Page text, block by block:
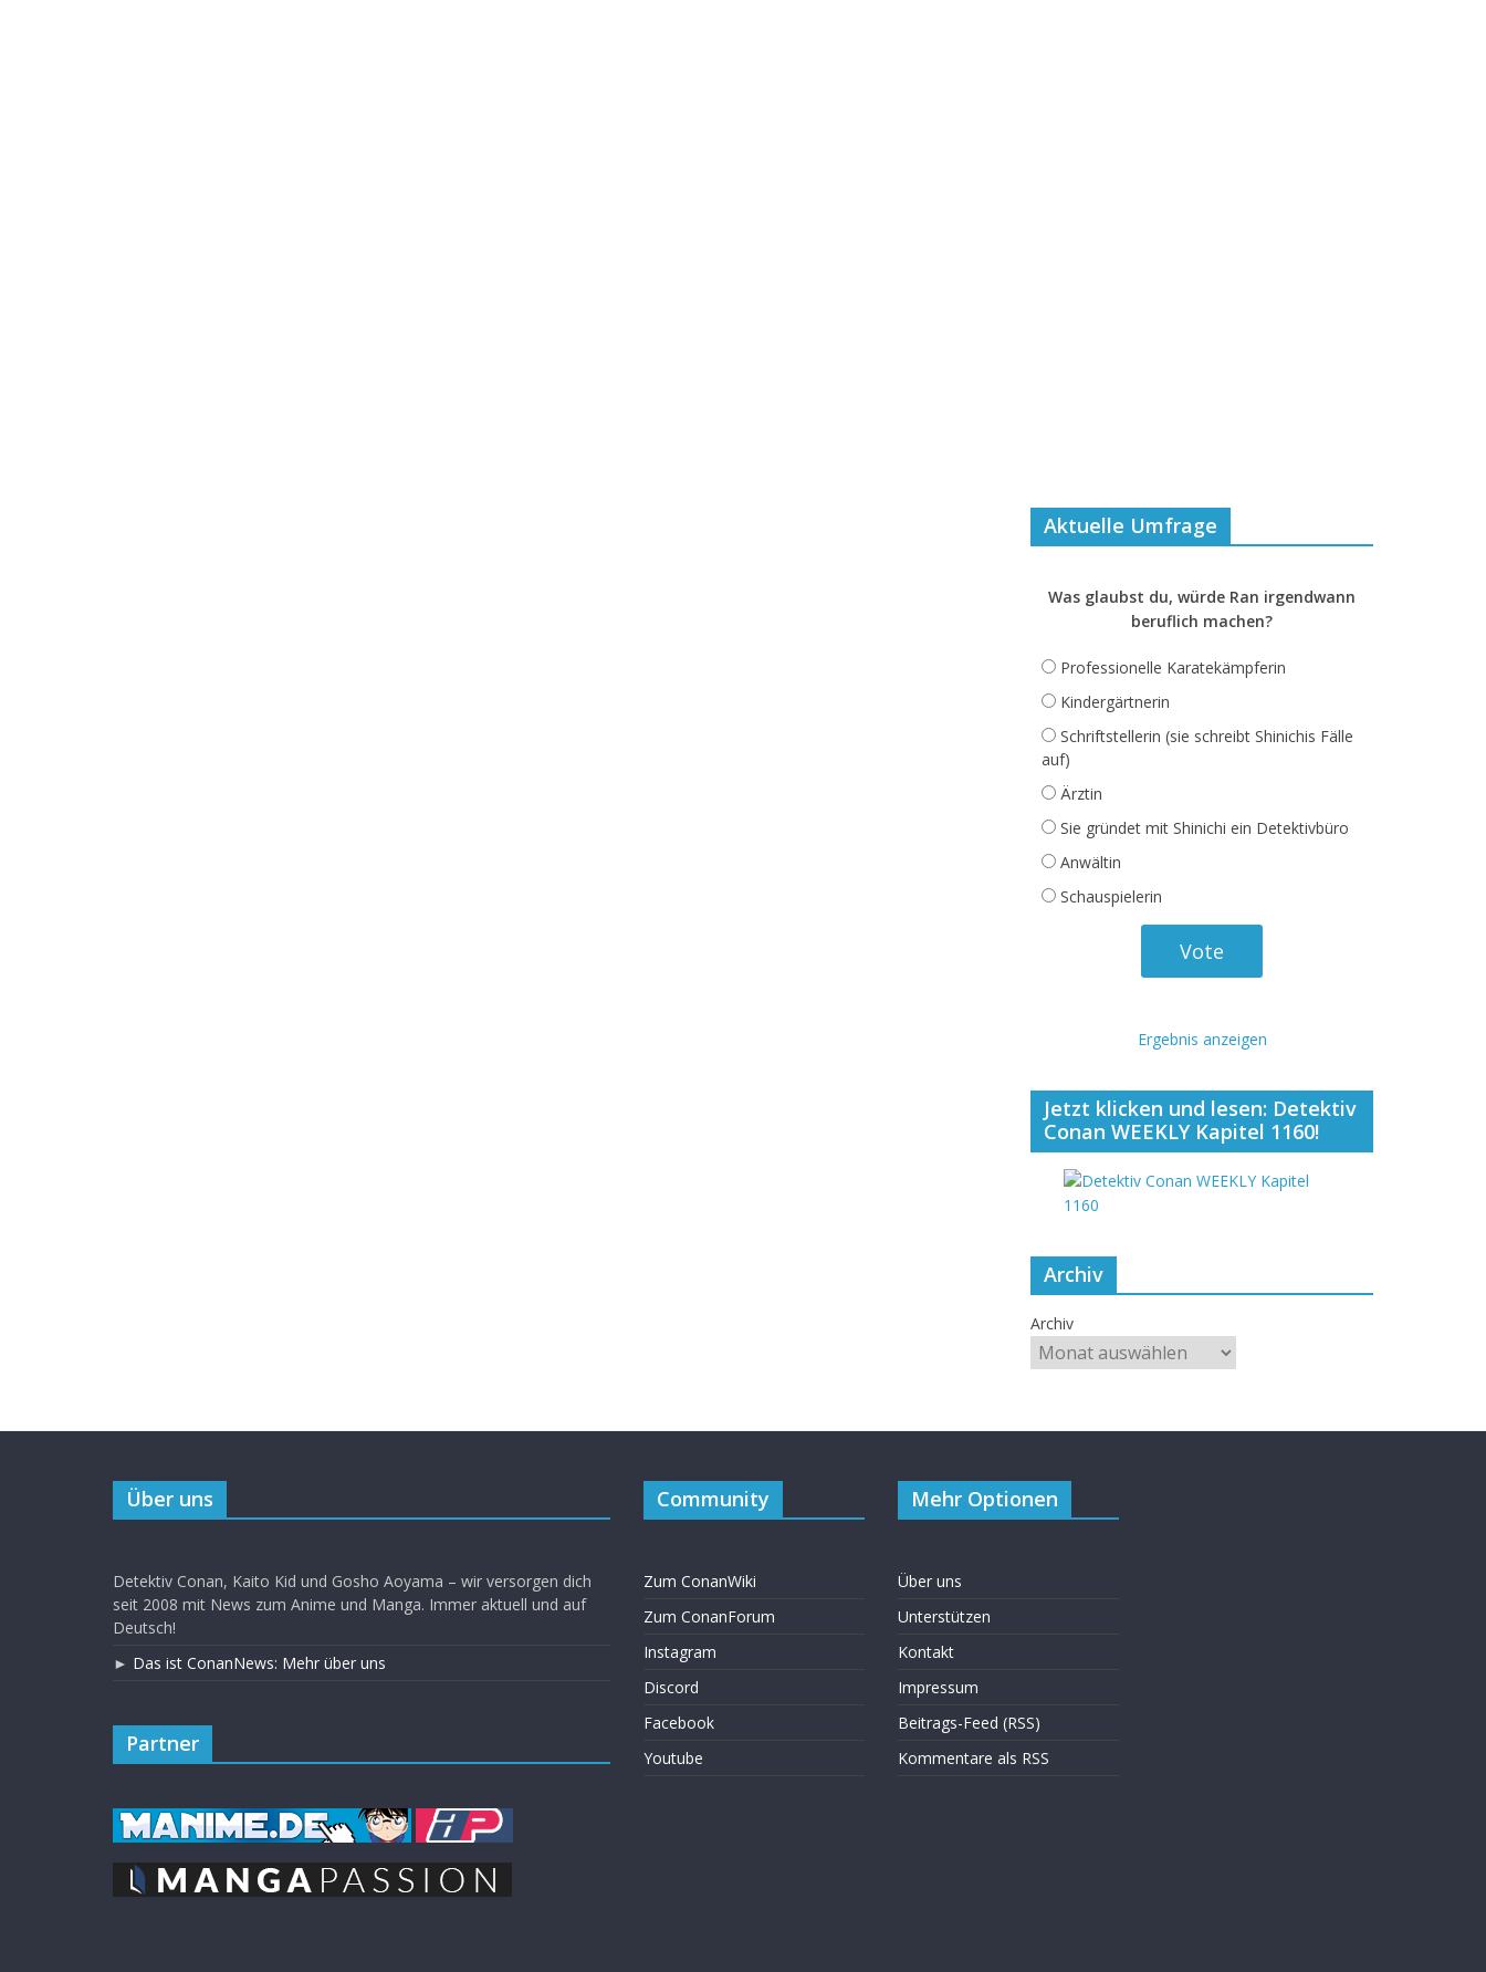
Aktuelle Umfrage
Was glaubst du, würde Ran irgendwann
beruflich machen?
Professionelle Karatekämpferin
Kindergärtnerin
Schriftstellerin (sie schreibt Shinichis Fälle
auf)
Ärztin
Sie gründet mit Shinichi ein Detektivbüro
Anwältin
Schauspielerin
Ergebnis anzeigen
Jetzt klicken und lesen: Detektiv
Conan WEEKLY Kapitel 1160!
Archiv
Archiv
Über uns
Detektiv Conan, Kaito Kid und Gosho Aoyama – wir versorgen dich
seit 2008 mit News zum Anime und Manga. Immer aktuell und auf
Deutsch!
► Das ist ConanNews: Mehr über uns
Partner
Community
Zum ConanWiki
Zum ConanForum
Instagram
Discord
Facebook
Youtube
Mehr Optionen
Über uns
Unterstützen
Kontakt
Impressum
Beitrags-Feed (RSS)
Kommentare als RSS